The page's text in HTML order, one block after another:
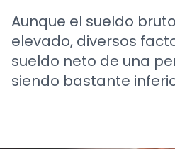
Aunque el sueldo
elevado, diversos
sueldo neto de una
siendo bastante